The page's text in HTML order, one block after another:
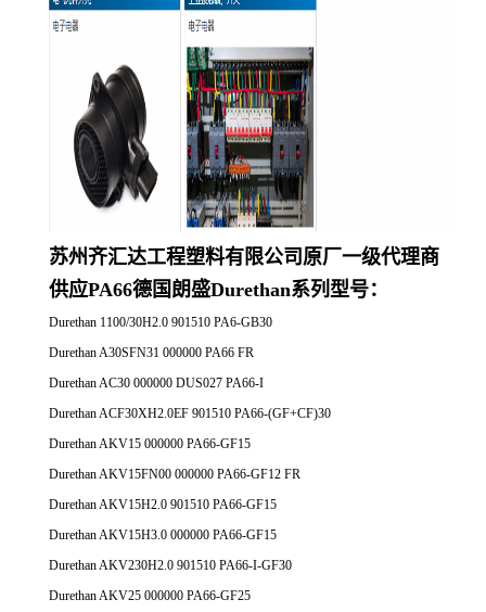
苏州齐汇达工程塑料有限公司原厂一级代理商
供应PA66德国朗盛Durethan系列型号：
Durethan 1100/30H2.0 901510 PA6-GB30
Durethan A30SFN31 000000 PA66 FR
Durethan AC30 000000 DUS027 PA66-I
Durethan ACF30XH2.0EF 901510 PA66-(GF+CF)30
Durethan AKV15 000000 PA66-GF15
Durethan AKV15FN00 000000 PA66-GF12 FR
Durethan AKV15H2.0 901510 PA66-GF15
Durethan AKV15H3.0 000000 PA66-GF15
Durethan AKV230H2.0 901510 PA66-I-GF30
Durethan AKV25 000000 PA66-GF25